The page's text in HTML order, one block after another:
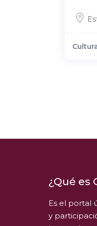
¿Qué es
Es el portal
y